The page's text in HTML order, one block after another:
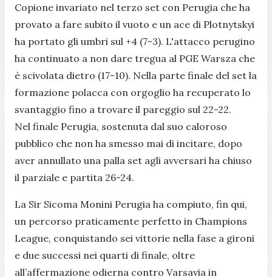
Copione invariato nel terzo set con Perugia che ha
provato a fare subito il vuoto e un ace di Plotnytskyi
ha portato gli umbri sul +4 (7-3). L'attacco perugino
ha continuato a non dare tregua al PGE Warsza che
è scivolata dietro (17-10). Nella parte finale del set la
formazione polacca con orgoglio ha recuperato lo
svantaggio fino a trovare il pareggio sul 22-22.
Nel finale Perugia, sostenuta dal suo caloroso
pubblico che non ha smesso mai di incitare, dopo
aver annullato una palla set agli avversari ha chiuso
il parziale e partita 26-24.
La Sir Sicoma Monini Perugia ha compiuto, fin qui,
un percorso praticamente perfetto in Champions
League, conquistando sei vittorie nella fase a gironi
e due successi nei quarti di finale, oltre
all’affermazione odierna contro Varsavia in